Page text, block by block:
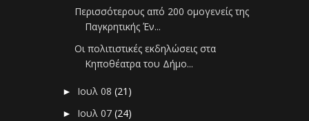
Περισσότερους από 200 ομογενείς της
Παγκρητικής Έν...
Οι πολιτιστικές εκδηλώσεις στα
Κηποθέατρα του Δήμο...
► Ιουλ 08(21)
► Ιουλ 07(24)